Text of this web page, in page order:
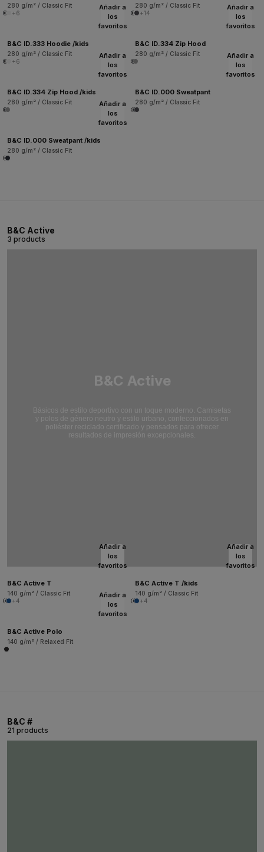
280 g/m² / Classic Fit
+6
280 g/m² / Classic Fit
+14
Añadir a
los
favoritos
B&C ID.333 Hoodie /kids
280 g/m² / Classic Fit
+6
Añadir a
los
favoritos
B&C ID.334 Zip Hood
280 g/m² / Classic Fit
Añadir a
los
favoritos
B&C ID.334 Zip Hood /kids
280 g/m² / Classic Fit
Añadir a
los
favoritos
B&C ID.000 Sweatpant
280 g/m² / Classic Fit
Añadir a
los
favoritos
B&C ID.000 Sweatpant /kids
280 g/m² / Classic Fit
B&C Active
3 products
B&C Active
Básicos de estilo deportivo con un toque moderno. Camisetas
y polos de género neutro y estilo urbano, confeccionados en
poliéster reciclado certificado y pensados para ofrecer
resultados de impresión excepcionales.
Añadir a
los
favoritos
B&C Active T
140 g/m² / Classic Fit
+4
Añadir a
los
favoritos
B&C Active T /kids
140 g/m² / Classic Fit
+4
Añadir a
los
favoritos
B&C Active Polo
140 g/m² / Relaxed Fit
B&C #
21 products